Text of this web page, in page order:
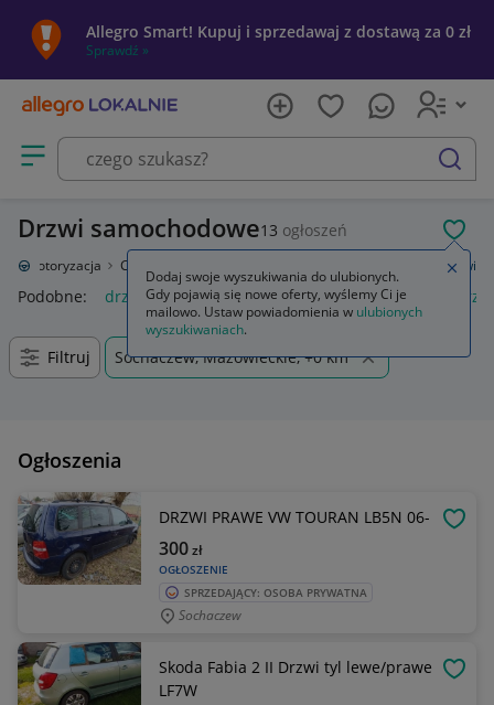
Allegro Smart! Kupuj i sprzedawaj z dostawą za 0 zł
Sprawdź »
Otwórz menu z kategoriami
szukaj
Drzwi samochodowe13 ogłoszeń
Motoryzacja Części samochodowe Drzwi
Podobne: drzwi moskitiera na drzwi balkonowe drzwi
Filtruj Sochaczew, Mazowieckie, +0 km
Ogłoszenia
DRZWI PRAWE VW TOURAN LB5N 06-
OGŁOSZENIE
300zł
SPRZEDAJĄCY: OSOBA PRYWATNA
Sochaczew
Skoda Fabia 2 II Drzwi tyl lewe/prawe
LF7W
Dodaj swoje wyszukiwania do ulubionych.
Gdy pojawią się nowe oferty, wyślemy Ci je
mailowo. Ustaw powiadomienia w ulubionych
wyszukiwaniach.